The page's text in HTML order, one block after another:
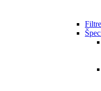
Filtre